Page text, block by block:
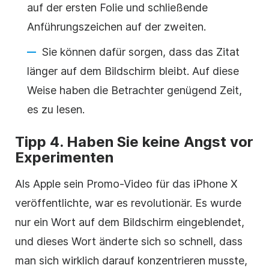
auf der ersten Folie und schließende
Anführungszeichen auf der zweiten.
Sie können dafür sorgen, dass das Zitat
länger auf dem Bildschirm bleibt. Auf diese
Weise haben die Betrachter genügend Zeit,
es zu lesen.
Tipp 4. Haben Sie keine Angst vor
Experimenten
Als Apple sein Promo-Video für das iPhone X
veröffentlichte, war es revolutionär. Es wurde
nur ein Wort auf dem Bildschirm eingeblendet,
und dieses Wort änderte sich so schnell, dass
man sich wirklich darauf konzentrieren musste,